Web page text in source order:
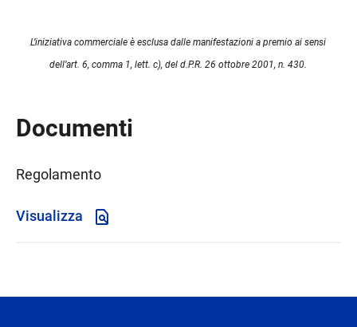
L’iniziativa commerciale è esclusa dalle manifestazioni a premio ai sensi
dell’art. 6, comma 1, lett. c), del d.P.R. 26 ottobre 2001, n. 430.
Documenti
Regolamento
Visualizza